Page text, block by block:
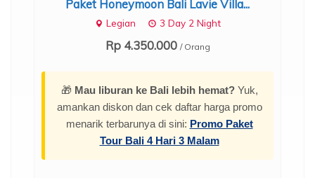
Paket Honeymoon Bali Lavie Villa...
Legian 3 Day 2 Night
Rp 4.350.000 / Orang
🎁 Mau liburan ke Bali lebih hemat?Yuk,
amankan diskon dan cek daftar harga promo
menarik terbarunya di sini: Promo Paket
Tour Bali 4 Hari 3 Malam